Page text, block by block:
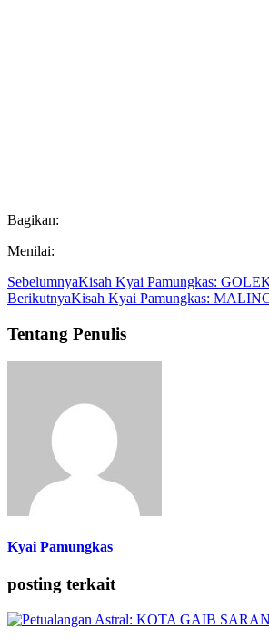
Bagikan:
Menilai:
SebelumnyaKisah Kyai Pamungkas:
BerikutnyaKisah Kyai Pamungkas:
Tentang Penulis
Kyai Pamungkas
posting terkait